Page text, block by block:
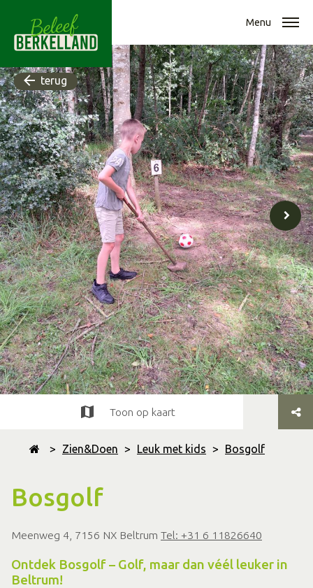
Menu
terug
> Zien&Doen > Leuk met kids > Bosgolf
Bosgolf
Meenweg 4, 7156 NX Beltrum Tel: +31 6 11826640
Toon op kaart
Ontdek Bosgolf – Golf, maar dan véél leuker in
Beltrum!